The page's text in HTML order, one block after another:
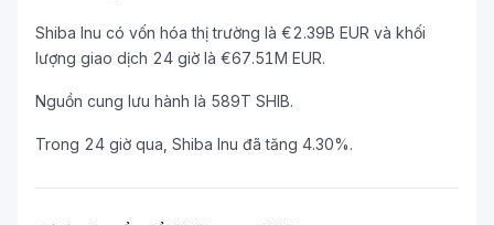
Shiba Inu có vốn hóa thị trường là €2.39B EUR và khối
lượng giao dịch 24 giờ là €67.51M EUR.
Nguồn cung lưu hành là 589T SHIB.
Trong 24 giờ qua, Shiba Inu đã tăng 4.30%.